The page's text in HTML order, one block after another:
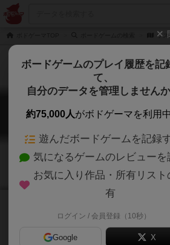
ラス
ラスト・レタ
Last Letter
ボードゲームのプレイ履歴を記
て、
自分のデータを管理しません
約75,000人がボドゲーマを利用中
遊んだボードゲームを記録
気になるゲームのレビューを
お気に入り作品・所有リスト
有
ログイン / 会員登録（10秒）
Google X